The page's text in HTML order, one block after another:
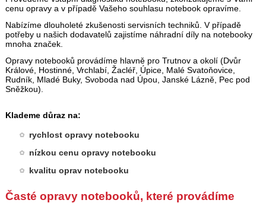
cenu opravy a v případě Vašeho souhlasu notebook opravíme.
Nabízíme dlouholeté zkušenosti servisních techniků. V případě
potřeby u našich dodavatelů zajistíme náhradní díly na notebooky
mnoha značek.
Opravy notebooků provádíme hlavně pro Trutnov a okolí (Dvůr
Králové, Hostinné, Vrchlabí, Žacléř, Úpice, Malé Svatoňovice,
Rudník, Mladé Buky, Svoboda nad Úpou, Janské Lázně, Pec pod
Sněžkou).
Klademe důraz na:
rychlost opravy notebooku
nízkou cenu opravy notebooku
kvalitu oprav notebooku
Časté opravy notebooků, které provádíme